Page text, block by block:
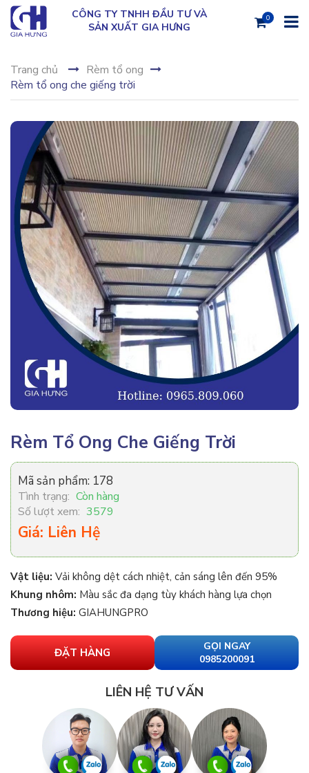
CÔNG TY TNHH ĐẦU TƯ VÀ
SẢN XUẤT GIA HƯNG
0
Trang chủ
Rèm tổ ong
Rèm tổ ong che giếng trời
Rèm Tổ Ong Che Giếng Trời
Mã sản phẩm: 178
Tình trạng: Còn hàng
Số lượt xem: 3579
Giá: Liên Hệ
Vật liệu: Vải không dệt cách nhiệt, cản sáng lên đến 95%
Khung nhôm: Màu sắc đa dạng tùy khách hàng lựa chọn
Thương hiệu: GIAHUNGPRO
ĐẶT HÀNG
GỌI NGAY
0985200091
LIÊN HỆ TƯ VẤN